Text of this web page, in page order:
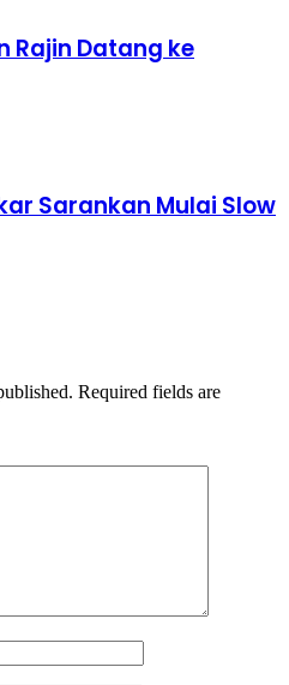
Rajin Datang ke
Sarankan Mulai Slow
Required fields are